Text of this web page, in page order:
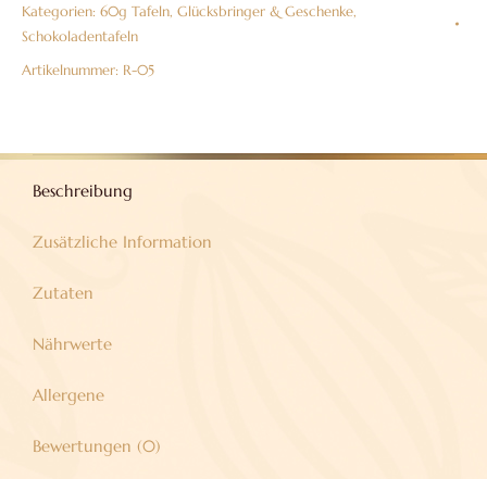
Weißer
Schokolade
"Kommunion"
Kategorien: 60g Tafeln, Glücksbringer & Geschenke,
Schokoladentafeln
Artikelnummer: R-05
Beschreibung
Zusätzliche Information
Zutaten
Nährwerte
Allergene
Bewertungen (0)